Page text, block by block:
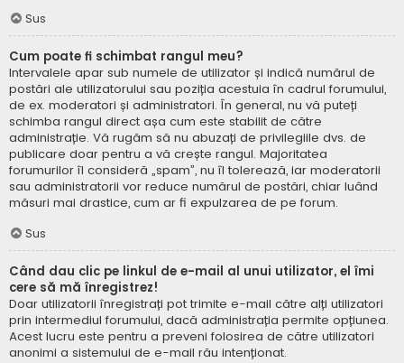
Sus
Cum poate fi schimbat rangul meu?
Intervalele apar sub numele de utilizator și indică numărul de
postări ale utilizatorului sau poziția acestuia în cadrul forumului,
de ex. moderatori și administratori. În general, nu vă puteți
schimba rangul direct așa cum este stabilit de către
administrație. Vă rugăm să nu abuzați de privilegiile dvs. de
publicare doar pentru a vă crește rangul. Majoritatea
forumurilor îl consideră „spam”, nu îl tolerează, iar moderatorii
sau administratorii vor reduce numărul de postări, chiar luând
măsuri mai drastice, cum ar fi expulzarea de pe forum.
Sus
Când dau clic pe linkul de e-mail al unui utilizator, el îmi
cere să mă înregistrez!
Doar utilizatorii înregistrați pot trimite e-mail către alți utilizatori
prin intermediul forumului, dacă administrația permite opțiunea.
Acest lucru este pentru a preveni folosirea de către utilizatori
anonimi a sistemului de e-mail rău intenționat.